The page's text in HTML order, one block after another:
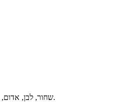
שחור, לבן, אדום, אפור, צהוב.